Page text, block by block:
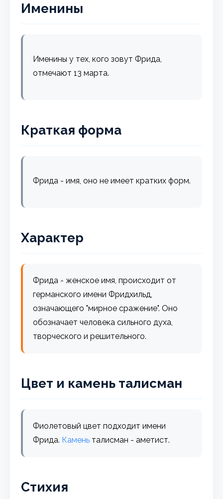
Именины
Именины у тех, кого зовут Фрида,
отмечают 13 марта.
Краткая форма
Фрида - имя, оно не имеет кратких форм.
Характер
Фрида - женское имя, происходит от
германского имени Фридхильд,
означающего "мирное сражение". Оно
обозначает человека сильного духа,
творческого и решительного.
Цвет и камень талисман
Фиолетовый цвет подходит имени
Фрида. Камень талисман - аметист.
Стихия